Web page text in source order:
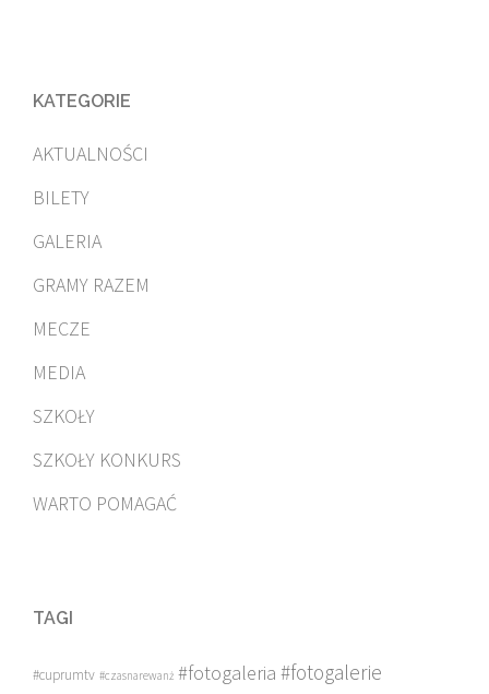
KATEGORIE
AKTUALNOŚCI
BILETY
GALERIA
GRAMY RAZEM
MECZE
MEDIA
SZKOŁY
SZKOŁY KONKURS
WARTO POMAGAĆ
TAGI
#cuprumtv #czasnarewanż #fotogaleria #fotogalerie